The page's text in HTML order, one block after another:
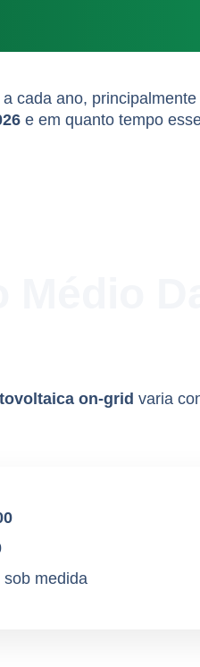
cada ano,
e em quanto tempo
on-grid varia
sob medida